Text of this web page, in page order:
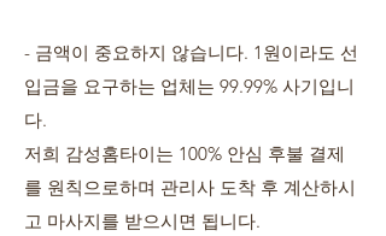
- 금액이 중요하지 않습니다. 1원이라도 선
입금을 요구하는 업체는 99.99% 사기입니
다.
저희 감성홈타이는 100% 안심 후불 결제
를 원칙으로하며 관리사 도착 후 계산하시
고 마사지를 받으시면 됩니다.